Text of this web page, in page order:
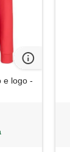
e logo -